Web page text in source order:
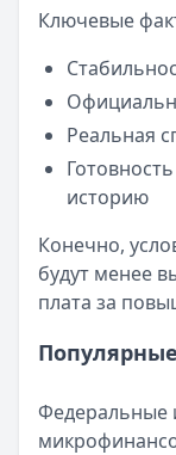
Категория:МФО
Все новости
Ключевые
Реальная
историю
Конечно,
будут менее
плата за
Федеральные